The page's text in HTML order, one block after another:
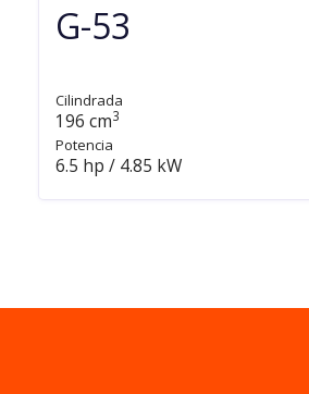
G-53
Cilindrada
196 cm3
Potencia
6.5 hp / 4.85 kW